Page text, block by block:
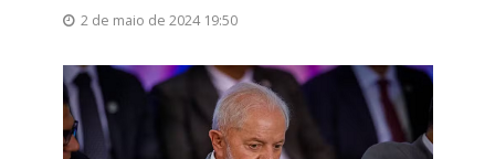
2 de maio de 2024 19:50